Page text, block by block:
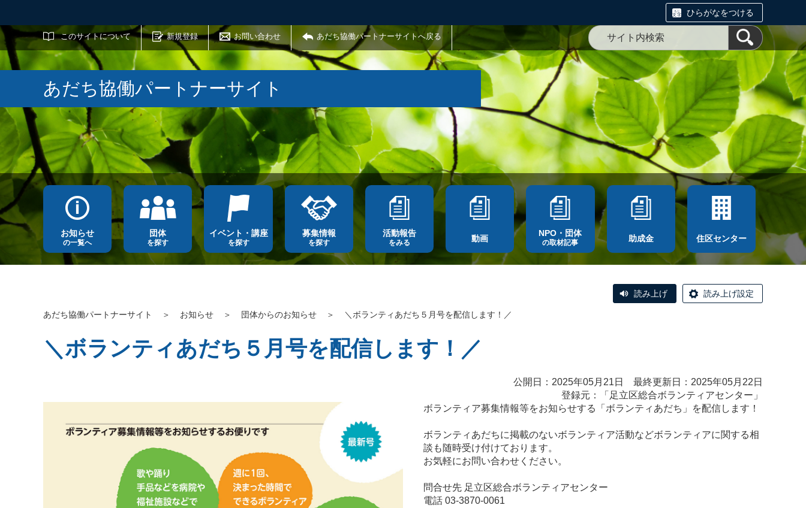
ひらがなをつける
このサイトについて 新規登録 お問い合わせ あだち協働パートナーサイトへ戻る
サイト内検索
あだち協働パートナーサイト
お知らせ
の一覧へ
団体
を探す
イベント・講座
を探す
募集情報
を探す
活動報告
をみる 動画
NPO・団体
の取材記事 助成金 住区センター
読み上げ 読み上げ設定
あだち協働パートナーサイト ＞ お知らせ ＞ 団体からのお知らせ ＞ ＼ボランティあだち５月号を配信します！／
＼ボランティあだち５月号を配信します！／
公開日：2025年05月21日 最終更新日：2025年05月22日
登録元：「 足立区総合ボランティアセンター 」
ボランティア募集情報等をお知らせする「ボランティあだち」を配信します！
ボランティあだちに掲載のないボランティア活動などボランティアに関する相
談も随時受け付けております。
お気軽にお問い合わせください。
問合せ先 足立区総合ボランティアセンター
電話 03-3870-0061